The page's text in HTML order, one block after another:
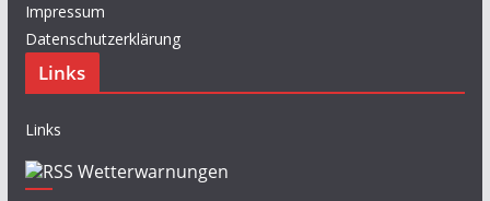
Impressum
Datenschutzerklärung
Links
Links
Wetterwarnungen